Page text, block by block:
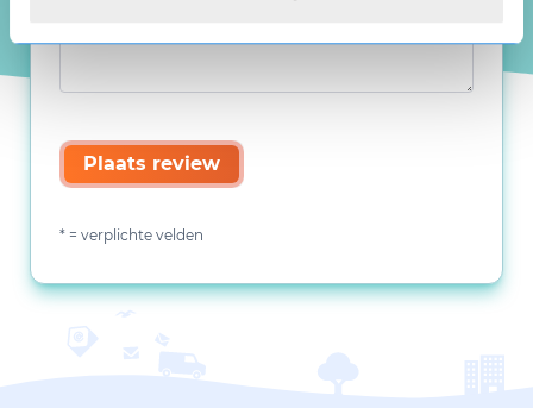
Plaats review
* = verplichte velden